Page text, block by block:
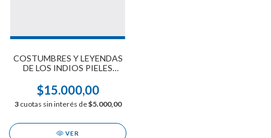
COSTUMBRES Y LEYENDAS
DE LOS INDIOS PIELES
$15.000,00
3 cuotas sin interés de$5.000,00
VER